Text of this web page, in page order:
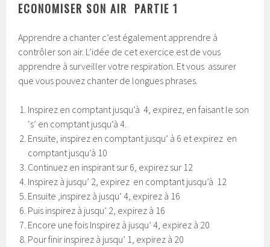
ECONOMISER SON AIR PARTIE 1
Apprendre a chanter c’est également apprendre à
contrôler son air. L’idée de cet exercice est de vous
apprendre à surveiller votre respiration. Et vous assurer
que vous pouvez chanter de longues phrases.
Inspirez en comptant jusqu’à 4, expirez, en faisant le son
‘s’ en comptant jusqu’à 4.
Ensuite, inspirez en comptant jusqu’ à 6 et expirez en
comptant jusqu’à 10
Continuez en inspirant sur 6, expirez sur 12
Inspirez à jusqu’ 2, expirez en comptant jusqu’à 12
Ensuite ,inspirez à jusqu’ 4, expirez à 16
Puis inspirez à jusqu’ 2, expirez à 16
Encore une fois Inspirez à jusqu’ 4, expirez à 20
Pour finir inspirez à jusqu’ 1, expirez à 20